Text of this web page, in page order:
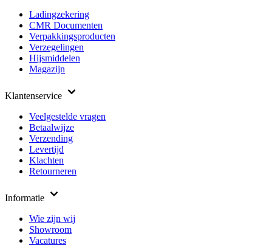
Ladingzekering
CMR Documenten
Verpakkingsproducten
Verzegelingen
Hijsmiddelen
Magazijn
Klantenservice
Veelgestelde vragen
Betaalwijze
Verzending
Levertijd
Klachten
Retourneren
Informatie
Wie zijn wij
Showroom
Vacatures